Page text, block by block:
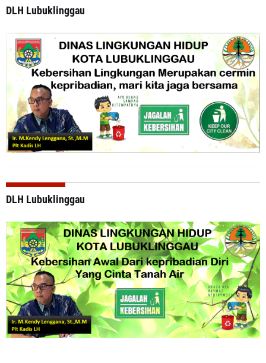
DLH Lubuklinggau
DLH Lubuklinggau